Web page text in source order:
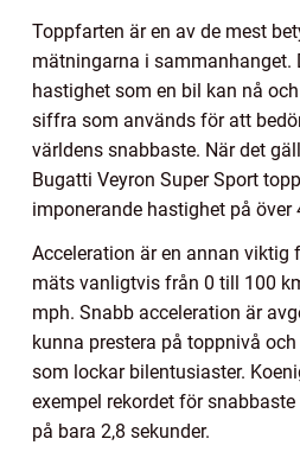
Toppfarten är en av de mest
mätningarna i sammanhanget.
hastighet som en bil kan nå
siffra som används för att
världens snabbaste. När det
Bugatti Veyron Super Sport
imponerande hastighet på över
Acceleration är en annan viktig
mäts vanligtvis från 0 till 100
mph. Snabb acceleration är
kunna prestera på toppnivå
som lockar bilentusiaster.
exempel rekordet för
på bara 2,8 sekunder.